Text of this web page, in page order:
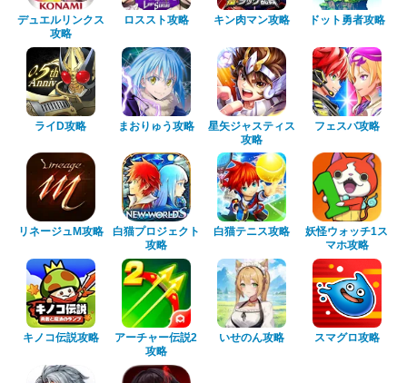
デュエルリンクス
攻略
ロススト攻略 キン肉マン攻略 ドット勇者攻略
ライD攻略 まおりゅう攻略
星矢ジャスティス
攻略
フェスバ攻略
リネージュM攻略
白猫プロジェクト
攻略
白猫テニス攻略
妖怪ウォッチ1ス
マホ攻略
キノコ伝説攻略
アーチャー伝説2
攻略
いせのん攻略 スマグロ攻略